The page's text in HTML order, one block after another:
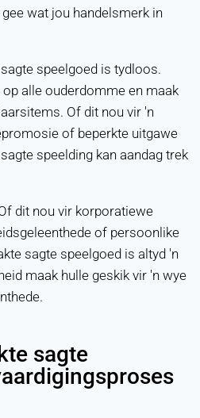
wat jou handelsmerk in
speelgoed is tydloos.
alle ouderdomme en maak
Of dit nou vir 'n
of beperkte uitgawe
speelding kan aandag trek
dit nou vir korporatiewe
of persoonlike
sagte speelgoed is altyd 'n
maak hulle geskik vir 'n wye
sagte